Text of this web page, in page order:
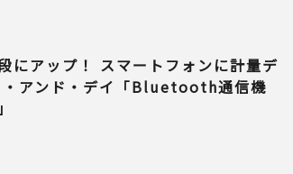
にアップ！ スマートフォンに計量デ
・アンド・デイ「Bluetooth通信機